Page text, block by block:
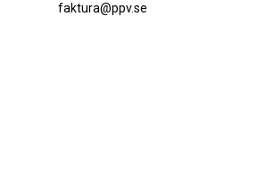
faktura@ppv.se